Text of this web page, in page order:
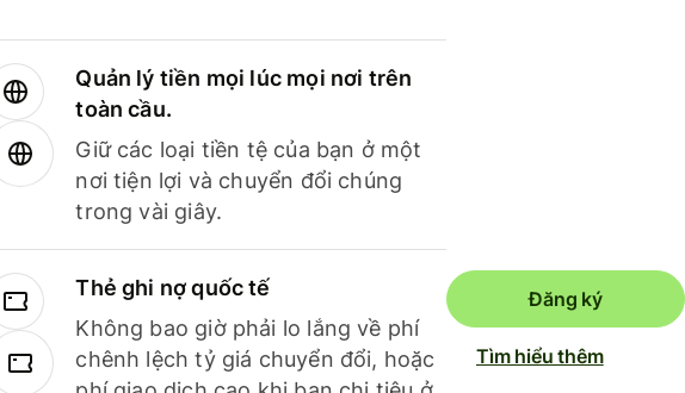
Quản lý tiền mọi lúc mọi nơi trên
toàn cầu.
Giữ các loại tiền tệ của bạn ở một
nơi tiện lợi và chuyển đổi chúng
trong vài giây.
Thẻ ghi nợ quốc tế
Không bao giờ phải lo lắng về phí
chênh lệch tỷ giá chuyển đổi, hoặc
Đăng ký
Tìm hiểu thêm